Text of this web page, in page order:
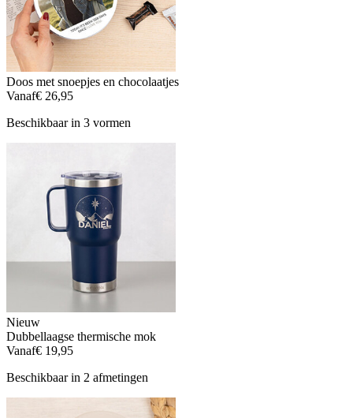
Doos met snoepjes en chocolaatjes
Vanaf€ 26,95
Beschikbaar in 3 vormen
Nieuw
Dubbellaagse thermische mok
Vanaf€ 19,95
Beschikbaar in 2 afmetingen